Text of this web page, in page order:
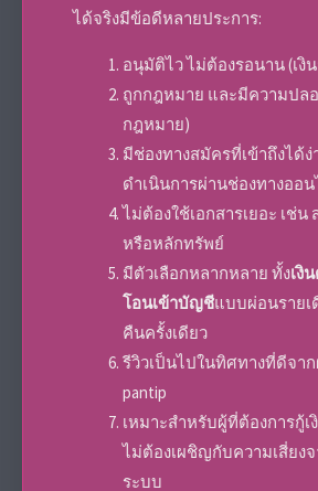
ได้จริงมีข้อดีหลายประการ:
อนุมัติไว ไม่ต้องรอนาน (เงิ
ถูกกฎหมาย และมีความปล
กฎหมาย)
มีช่องทางสมัครที่เข้าถึงได้ง่
ดำเนินการผ่านช่องทางออน
ไม่ต้องใช้เอกสารเยอะ เช่น
หรือหลักทรัพย์
มีตัวเลือกหลากหลาย ทั้งเงิ
โอนเข้าบัญชีแบบผ่อนราย
คืนครั้งเดียว
รีวิวเป็นไปในทิศทางที่ดีจา
pantip
เหมาะสำหรับผู้ที่ต้องการกู้
ไม่ต้องเผชิญกับความเสี่ยง
ระบบ